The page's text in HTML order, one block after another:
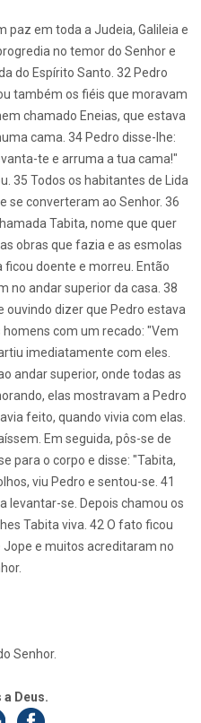
paz em toda a Judeia, Galileia e
no temor do Senhor e
do Espírito Santo. 32 Pedro
também os fiéis que moravam
chamado Eneias, que estava
cama. 34 Pedro disse-lhe:
te e arruma a tua cama!"
35 Todos os habitantes de Lida
se converteram ao Senhor. 36
Tabita, nome que quer
obras que fazia e as esmolas
ficou doente e morreu. Então
no andar superior da casa. 38
ouvindo dizer que Pedro estava
com um recado: "Vem
imediatamente com eles.
andar superior, onde todas as
elas mostravam a Pedro
feito, quando vivia com elas.
Em seguida, pôs-se de
para o corpo e disse: "Tabita,
viu Pedro e sentou-se. 41
levantar-se. Depois chamou os
Tabita viva. 42 O fato ficou
e muitos acreditaram no
Senhor.
a Deus.